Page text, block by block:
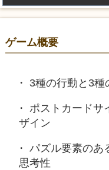
ゲーム概要
3種の行動と3種
ポストカードサ
ザイン
パズル要素のあ
思考性